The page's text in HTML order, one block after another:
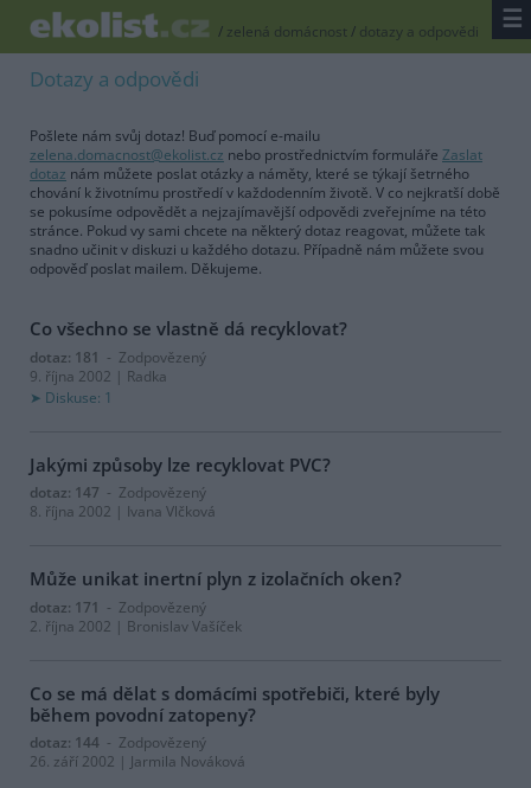
/ zelená domácnost/ dotazy a odpovědi ☰
Dotazy a odpovědi
Pošlete nám svůj dotaz! Buď pomocí e-mailu
zelena.domacnost@ekolist.cz nebo prostřednictvím formuláře Zaslat
dotaz nám můžete poslat otázky a náměty, které se týkají šetrného
chování k životnímu prostředí v každodenním životě. V co nejkratší době
se pokusíme odpovědět a nejzajímavější odpovědi zveřejníme na této
stránce. Pokud vy sami chcete na některý dotaz reagovat, můžete tak
snadno učinit v diskuzi u každého dotazu. Případně nám můžete svou
odpověď poslat mailem. Děkujeme.
Co všechno se vlastně dá recyklovat?
dotaz: 181 - Zodpovězený
9. října 2002 | Radka
Diskuse: 1
Jakými způsoby lze recyklovat PVC?
dotaz: 147 - Zodpovězený
8. října 2002 | Ivana Vlčková
Může unikat inertní plyn z izolačních oken?
dotaz: 171 - Zodpovězený
2. října 2002 | Bronislav Vašíček
Co se má dělat s domácími spotřebiči, které byly
během povodní zatopeny?
dotaz: 144 - Zodpovězený
26. září 2002 | Jarmila Nováková